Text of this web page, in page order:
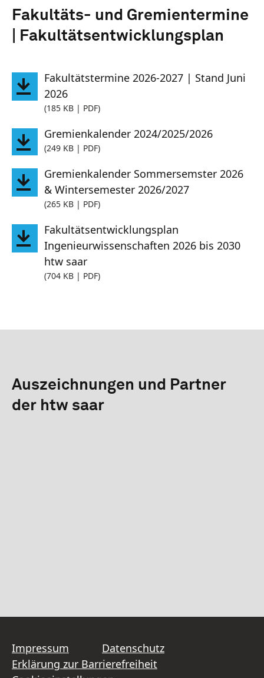
Fakultäts- und Gremientermine
| Fakultätsentwicklungsplan
Fakultätstermine 2026-2027 | Stand Juni
2026
(185 KB | PDF)
Gremienkalender 2024/2025/2026
(249 KB | PDF)
Gremienkalender Sommersemster 2026
& Wintersemester 2026/2027
(265 KB | PDF)
Fakultätsentwicklungsplan
Ingenieurwissenschaften 2026 bis 2030
htw saar
(704 KB | PDF)
Auszeichnungen und Partner
der htw saar
Impressum
Datenschutz
Erklärung zur Barrierefreiheit